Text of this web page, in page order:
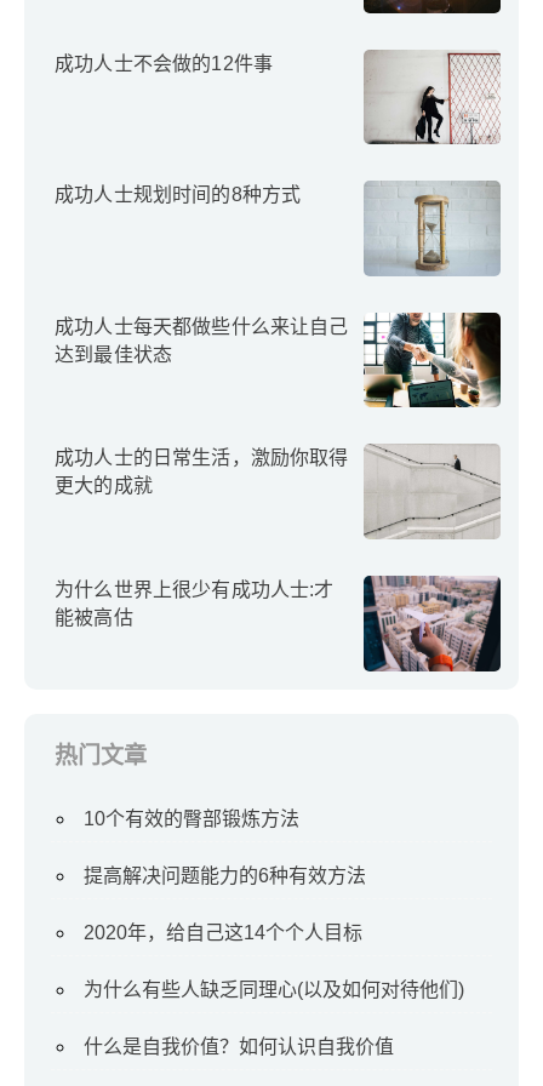
成功人士不会做的12件事
成功人士规划时间的8种方式
成功人士每天都做些什么来让自己
达到最佳状态
成功人士的日常生活，激励你取得
更大的成就
为什么世界上很少有成功人士:才
能被高估
热门文章
10个有效的臀部锻炼方法
提高解决问题能力的6种有效方法
2020年，给自己这14个个人目标
为什么有些人缺乏同理心(以及如何对待他们)
什么是自我价值？如何认识自我价值